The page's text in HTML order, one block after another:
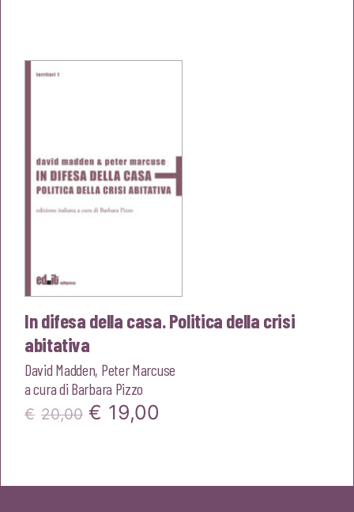
In difesa della casa. Politica della crisi
abitativa
David Madden, Peter Marcuse
a cura di Barbara Pizzo
€ 20,00 Il
€ 19,00